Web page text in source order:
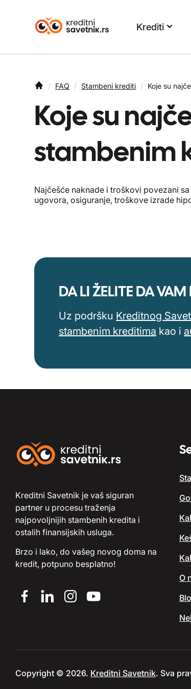
Krediti
You are here
FAQ Stambeni krediti Koje su
Koje su
stambenim
Najčešće naknade i troškovi povezani
ugovora, osiguranje, troškove izrade
DA LI ŽELITE DA
Uz podršku Kreditnog
stambenim kreditima kao i
Kreditni Savetnik je vaš siguran
partner u procesu traženja
najpovoljnijih stambenih kredita i
ostalih finansijskih usluga.
Brzo i lako, do vašeg novog doma na
kredit, potpuno besplatno!
O
Copyright © 2026. Kreditni Savetnik. Sva